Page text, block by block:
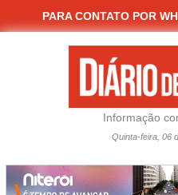
PARA CONTATO POR
Informação
Quinta-feira, 06
Notícias
Recentes
Saúde